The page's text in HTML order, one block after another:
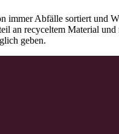
immer Abfälle sortiert und
an recyceltem Material
geben.